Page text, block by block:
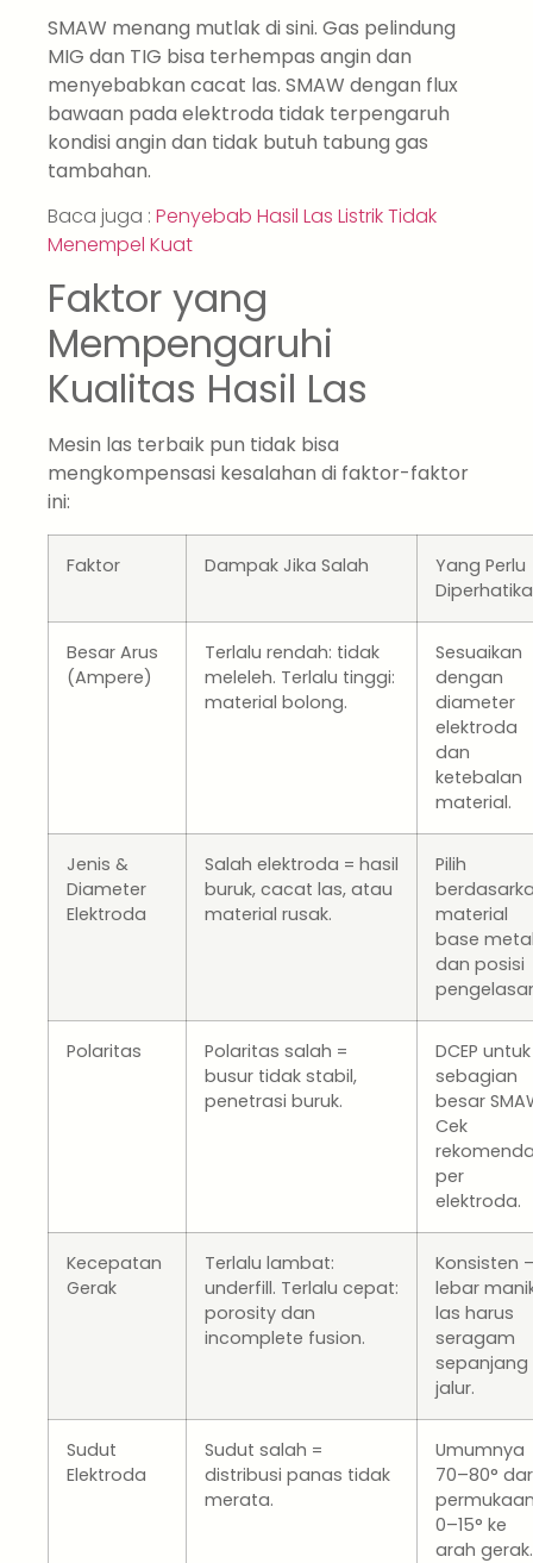
SMAW menang mutlak di sini. Gas pelindung
MIG dan TIG bisa terhempas angin dan
menyebabkan cacat las. SMAW dengan flux
bawaan pada elektroda tidak terpengaruh
kondisi angin dan tidak butuh tabung gas
tambahan.
Baca juga : Penyebab Hasil Las Listrik Tidak
Menempel Kuat
Faktor yang
Mempengaruhi
Kualitas Hasil Las
Mesin las terbaik pun tidak bisa
mengkompensasi kesalahan di faktor-faktor
ini:
Faktor Dampak Jika Salah
Yang Perlu
Besar Arus
(Ampere)
Terlalu rendah: tidak
meleleh. Terlalu tinggi:
material bolong.
Sesuaikan
dengan
diameter
elektroda
dan
ketebalan
material.
Jenis &
Diameter
Elektroda
Salah elektroda = hasil
buruk, cacat las, atau
material rusak.
Pilih
material
base
dan posisi
Polaritas
Polaritas salah =
busur tidak stabil,
penetrasi buruk.
DCEP untuk
sebagian
besar
Cek
per
elektroda.
Kecepatan
Gerak
Terlalu lambat:
underfill. Terlalu cepat:
porosity dan
incomplete fusion.
Konsisten
lebar
las harus
seragam
sepanjang
jalur.
Sudut
Elektroda
Sudut salah =
distribusi panas tidak
merata.
Umumnya
70–80°
0–15° ke
arah gerak.